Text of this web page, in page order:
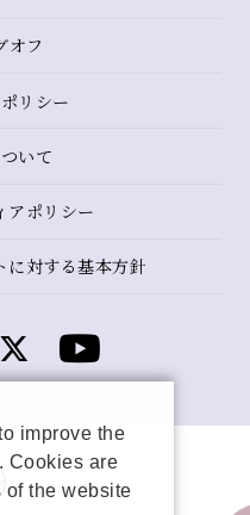
オフ
リシー
いて
アポリシー
に対する基本方針
improve the
Cookies are
of the website